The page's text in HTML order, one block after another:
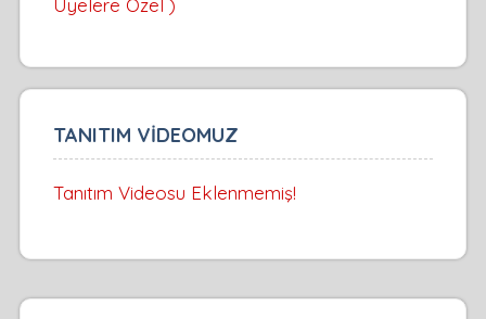
Üyelere Özel )
TANITIM VİDEOMUZ
Tanıtım Videosu Eklenmemiş!